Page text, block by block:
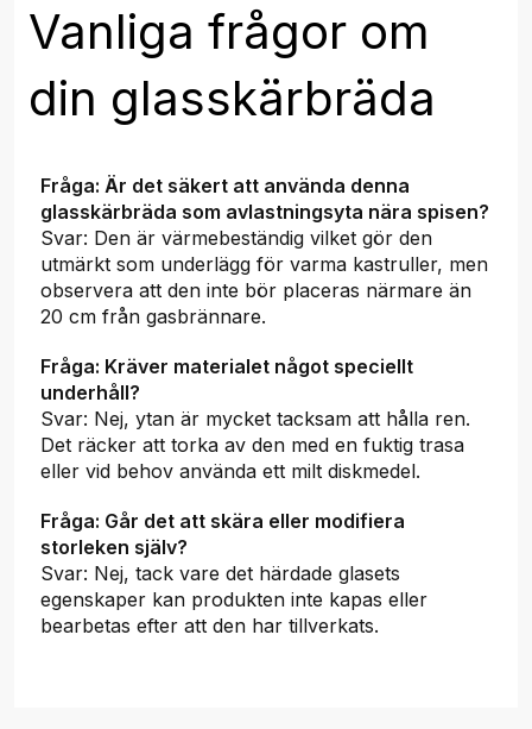
Vanliga frågor om
din glasskärbräda
Fråga: Är det säkert att använda denna
glasskärbräda som avlastningsyta nära spisen?
Svar: Den är värmebeständig vilket gör den
utmärkt som underlägg för varma kastruller, men
observera att den inte bör placeras närmare än
20 cm från gasbrännare.
Fråga: Kräver materialet något speciellt
underhåll?
Svar: Nej, ytan är mycket tacksam att hålla ren.
Det räcker att torka av den med en fuktig trasa
eller vid behov använda ett milt diskmedel.
Fråga: Går det att skära eller modifiera
storleken själv?
Svar: Nej, tack vare det härdade glasets
egenskaper kan produkten inte kapas eller
bearbetas efter att den har tillverkats.